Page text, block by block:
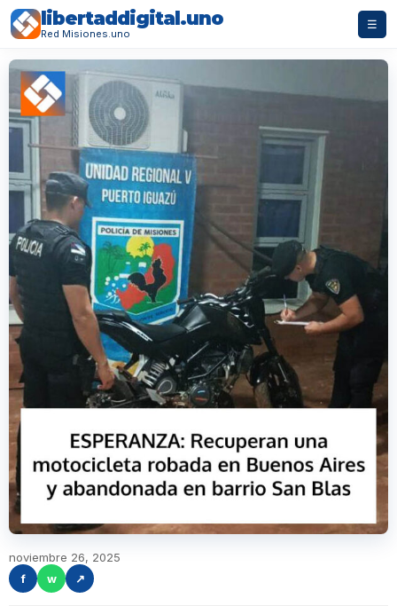
libertaddigital.uno
Red Misiones.uno
☰
noviembre 26, 2025
f
w ↗